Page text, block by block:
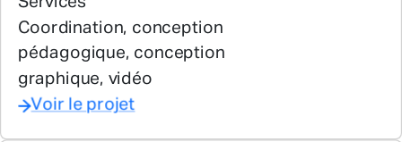
Coordination, conception
pédagogique, conception
graphique, vidéo
Voir le projet